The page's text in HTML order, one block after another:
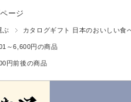
ージ
ぶ カタログギフト 日本のおいしい食
～6,600円の商品
円前後の商品